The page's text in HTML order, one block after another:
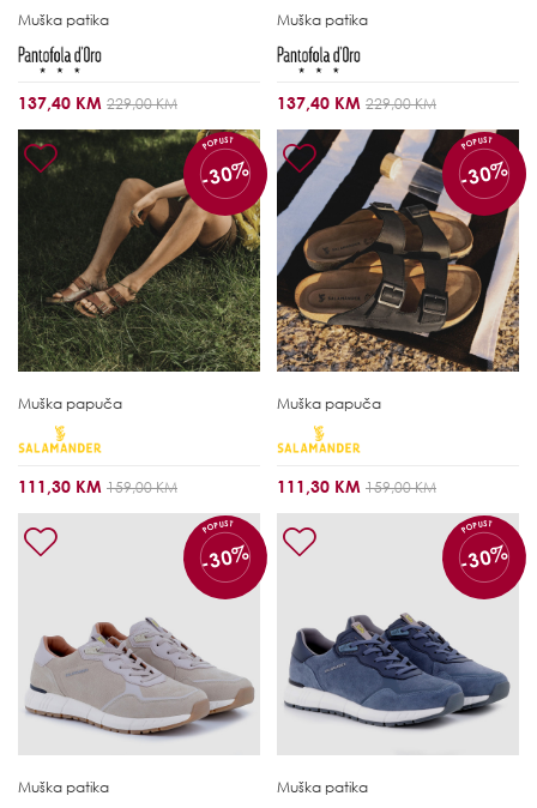
Muška patika
137,40 KM 229,00 KM
Muška patika
137,40 KM 229,00 KM
POPUST
-30%
Muška papuča
111,30 KM 159,00 KM
POPUST
-30%
Muška papuča
111,30 KM 159,00 KM
POPUST
-30%
Muška patika
POPUST
-30%
Muška patika